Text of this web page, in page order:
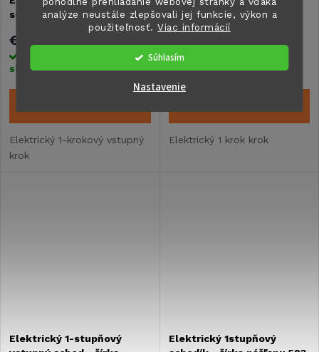
analýze neustále zlepšovali jej funkcie, výkon a
použiteľnosť.Viac informácií
Súhlasím
Nastavenie
schod - šírka kroku 460
€334,60
Skladom na centrálnom
sklade>5 ks
Elektrický 1-krokový vstupný
krok
schod - šírka kroku 700
mm
Skladom na centrálnom
sklade3 ks
Elektrický 1 krok krok
Elektrický 1-stupňový
Elektrický 1stupňový